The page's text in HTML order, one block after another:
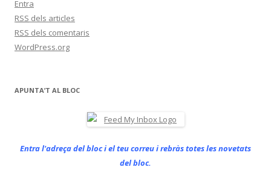
Entra
RSS dels articles
RSS dels comentaris
WordPress.org
APUNTA’T AL BLOC
Entra l'adreça del bloc i el teu correu i rebràs totes les novetats
del bloc.